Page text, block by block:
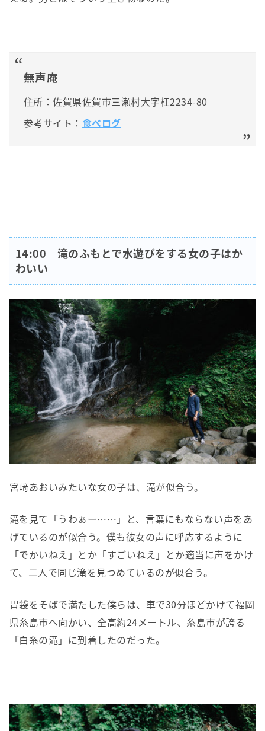
無声庵
住所：佐賀県佐賀市三瀬村大字杠2234-80
参考サイト： 食べログ
14:00 滝のふもとで水遊びをする女の子はか
わいい
宮﨑あおいみたいな女の子は、滝が似合う。
滝を見て「うわぁー……」と、言葉にもならない声をあ
げているのが似合う。僕も彼女の声に呼応するように
「でかいねえ」とか「すごいねえ」とか適当に声をかけ
て、二人で同じ滝を見つめているのが似合う。
胃袋をそばで満たした僕らは、車で30分ほどかけて福岡
県糸島市へ向かい、全高約24メートル、糸島市が誇る
「白糸の滝」に到着したのだった。